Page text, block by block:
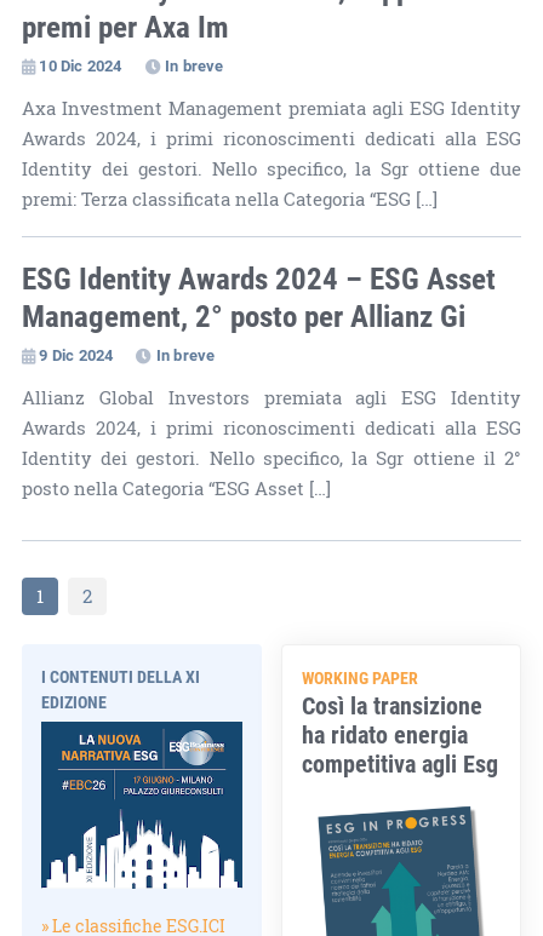
premi per Axa Im
10 Dic 2024 In breve
Axa Investment Management premiata agli ESG Identity
Awards 2024, i primi riconoscimenti dedicati alla ESG
Identity dei gestori. Nello specifico, la Sgr ottiene due
premi: Terza classificata nella Categoria “ESG […]
ESG Identity Awards 2024 – ESG Asset
Management, 2° posto per Allianz Gi
9 Dic 2024 In breve
Allianz Global Investors premiata agli ESG Identity
Awards 2024, i primi riconoscimenti dedicati alla ESG
Identity dei gestori. Nello specifico, la Sgr ottiene il 2°
posto nella Categoria “ESG Asset […]
1 2
I CONTENUTI DELLA XI
EDIZIONE
» Le classifiche ESG.ICI
WORKING PAPER
Così la transizione
ha ridato energia
competitiva agli Esg